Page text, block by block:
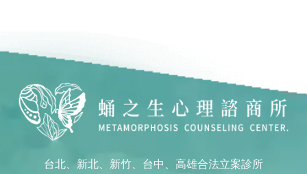
台北、新北、新竹、台中、高雄合法立案診所